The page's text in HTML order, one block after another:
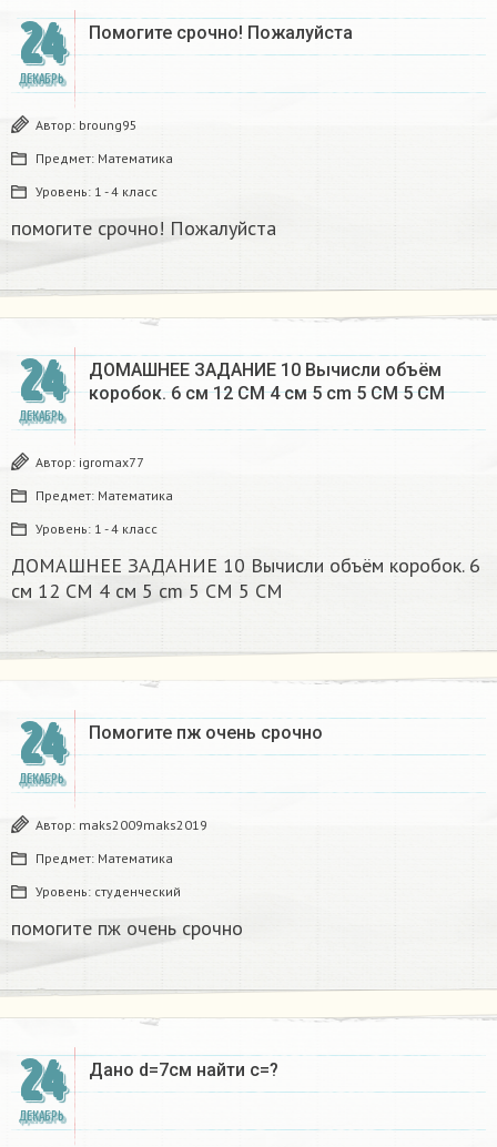
24
ДЕКАБРЬ
Помогите срочно! Пожалуйста
Автор: broung95
Предмет: Математика
Уровень: 1 - 4 класс
помогите срочно! Пожалуйста
24
ДЕКАБРЬ
ДОМАШНЕЕ ЗАДАНИЕ 10 Вычисли объём
коробок. 6 см 12 CM 4 см 5 cm 5 CM 5 CM​
Автор: igromax77
Предмет: Математика
Уровень: 1 - 4 класс
ДОМАШНЕЕ ЗАДАНИЕ 10 Вычисли объём коробок. 6
см 12 CM 4 см 5 cm 5 CM 5 CM​
24
ДЕКАБРЬ
Помогите пж очень срочно​
Автор: maks2009maks2019
Предмет: Математика
Уровень: студенческий
помогите пж очень срочно​
24
ДЕКАБРЬ
Дано d=7см найти с=?​